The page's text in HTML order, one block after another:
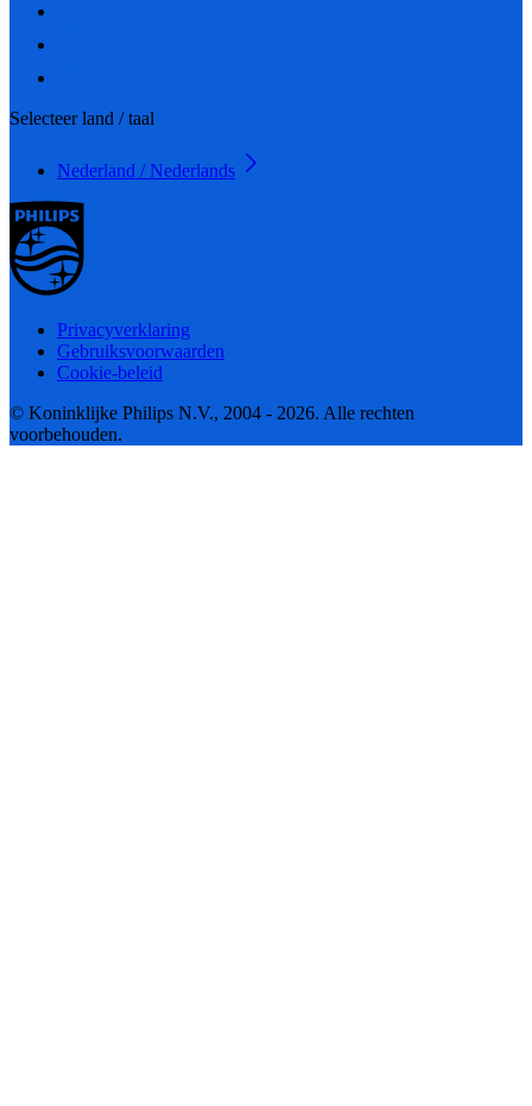
Selecteer land / taal
Nederland / Nederlands
Privacyverklaring
Gebruiksvoorwaarden
Cookie-beleid
© Koninklijke Philips N.V., 2004 - 2026. Alle rechten
voorbehouden.